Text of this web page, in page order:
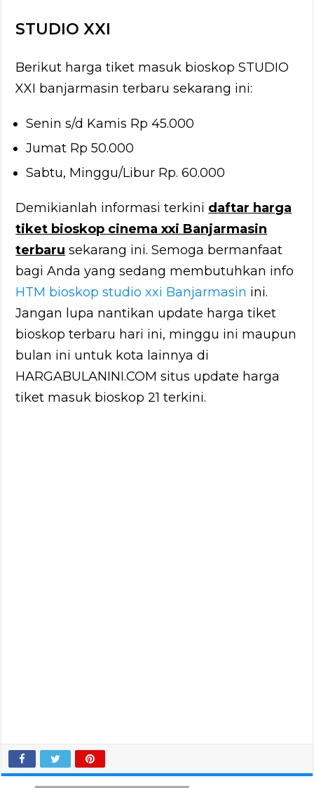
STUDIO XXI
Berikut harga tiket masuk bioskop STUDIO
XXI banjarmasin terbaru sekarang ini:
Senin s/d Kamis Rp 45.000
Jumat Rp 50.000
Sabtu, Minggu/Libur Rp. 60.000
Demikianlah informasi terkini daftar harga
tiket bioskop cinema xxi Banjarmasin
terbaru sekarang ini. Semoga bermanfaat
bagi Anda yang sedang membutuhkan info
HTM bioskop studio xxi Banjarmasin ini.
Jangan lupa nantikan update harga tiket
bioskop terbaru hari ini, minggu ini maupun
bulan ini untuk kota lainnya di
HARGABULANINI.COM situs update harga
tiket masuk bioskop 21 terkini.